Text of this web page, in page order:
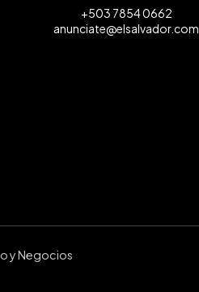
+503 7854 0662
anunciate@elsalvador.com
y Negocios